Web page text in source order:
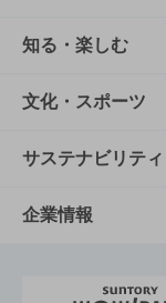
商品TOP
商品一覧
商品発売情報
栄養成分一覧
知る・楽しむ
知る・楽しむ
キャンペーン
工場見学
文化・スポーツ
文化・スポーツ
サントリーホー
サステナビリティ
サステナビリテ
企業情報